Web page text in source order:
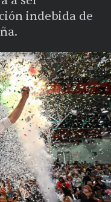
indebida de